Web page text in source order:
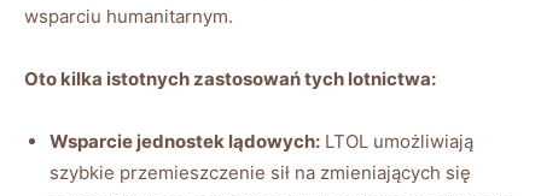
wsparciu humanitarnym.
Oto ⁤kilka istotnych zastosowań tych lotnictwa:
Wsparcie ‌jednostek ‍lądowych: ​LTOL umożliwiają
szybkie przemieszczenie ‌sił na​ zmieniających się